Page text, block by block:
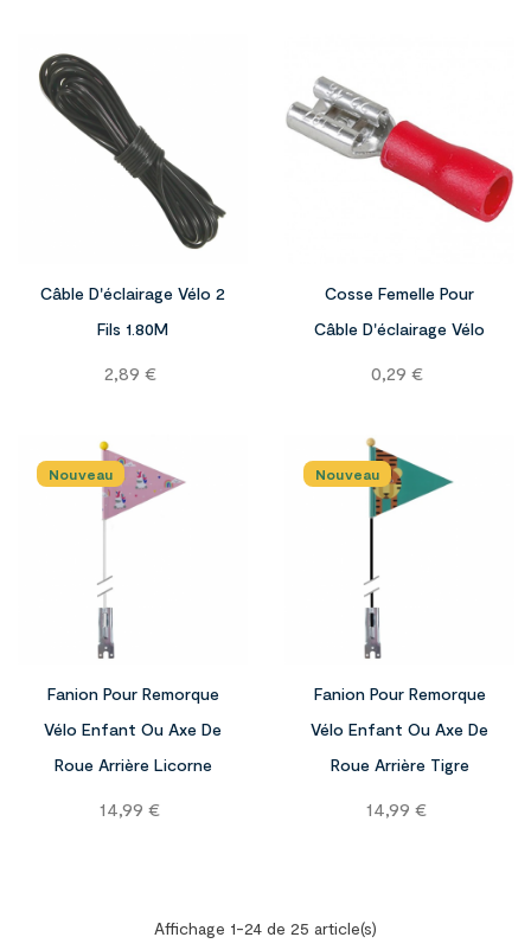
Câble D'éclairage Vélo 2
Fils 1.80M
Prix
2,89 €
Cosse Femelle Pour
Câble D'éclairage Vélo
Prix
0,29 €
Nouveau
Fanion Pour Remorque
Vélo Enfant Ou Axe De
Roue Arrière Licorne
Prix
14,99 €
Nouveau
Fanion Pour Remorque
Vélo Enfant Ou Axe De
Roue Arrière Tigre
Prix
14,99 €
Affichage 1-24 de 25 article(s)